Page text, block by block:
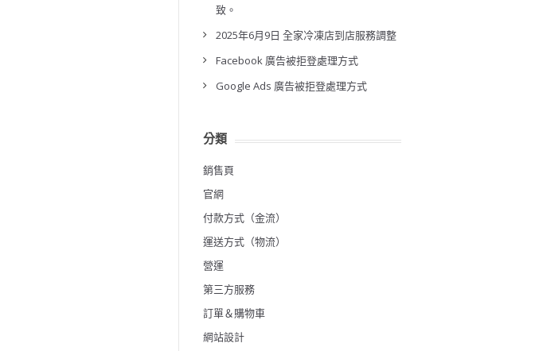
致。
2025年6月9日 全家冷凍店到店服務調整
Facebook 廣告被拒登處理方式
Google Ads 廣告被拒登處理方式
分類
銷售頁
官網
付款方式（金流）
運送方式（物流）
營運
第三方服務
訂單＆購物車
網站設計